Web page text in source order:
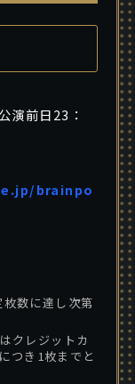
演前日23：
brainpo
数に達し次第
クレジットカ
つき1枚までと